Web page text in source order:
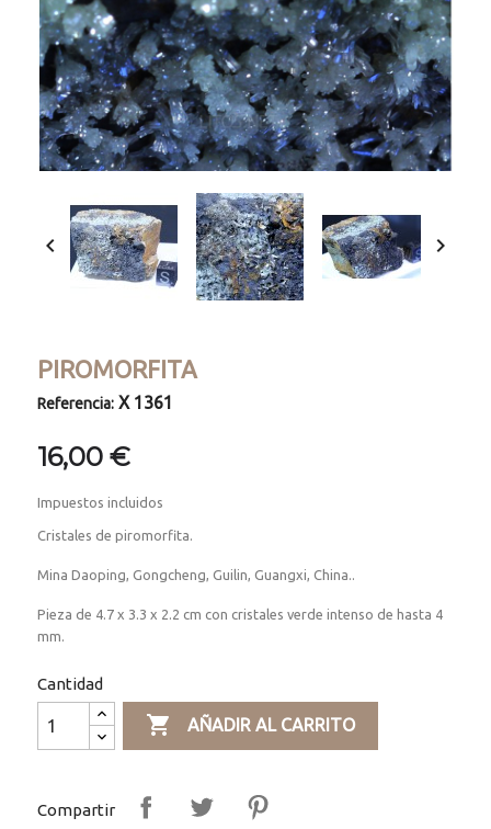
 
PIROMORFITA
Referencia: X 1361
16,00 €
Impuestos incluidos
Cristales de piromorfita.
Mina Daoping, Gongcheng, Guilin, Guangxi, China..
Pieza de 4.7 x 3.3 x 2.2 cm con cristales verde intenso de hasta 4
mm.
Cantidad
 AÑADIR AL CARRITO
Compartir